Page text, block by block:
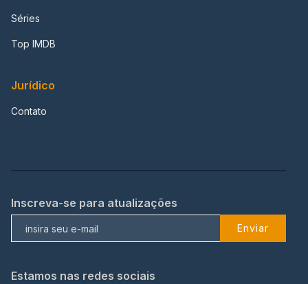
Séries
Top IMDB
Jurídico
Contato
Inscreva-se para atualizações
Enviar
Estamos nas redes sociais